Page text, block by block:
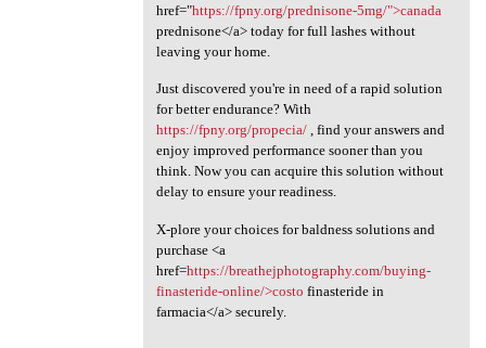
href="https://fpny.org/prednisone-5mg/">canada
prednisone</a> today for full lashes without
leaving your home.
Just discovered you're in need of a rapid solution
for better endurance? With
https://fpny.org/propecia/, find your answers and
enjoy improved performance sooner than you
think. Now you can acquire this solution without
delay to ensure your readiness.
X-plore your choices for baldness solutions and
purchase <a
href=https://breathejphotography.com/buying-
finasteride-online/>costo finasteride in
farmacia</a> securely.